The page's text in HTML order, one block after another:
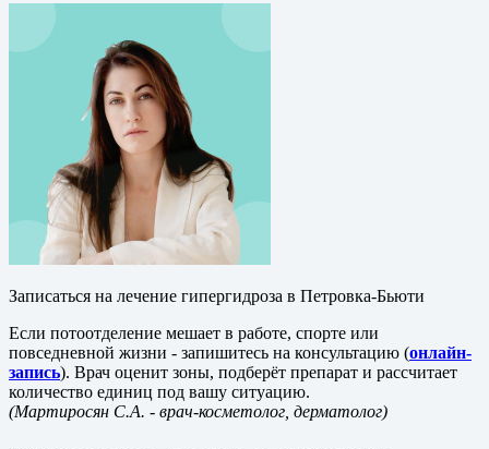
Записаться на лечение гипергидроза в Петровка-Бьюти
Если потоотделение мешает в работе, спорте или
повседневной жизни - запишитесь на консультацию (онлайн-
запись). Врач оценит зоны, подберёт препарат и рассчитает
количество единиц под вашу ситуацию.
(Мартиросян С.А. - врач-косметолог, дерматолог)